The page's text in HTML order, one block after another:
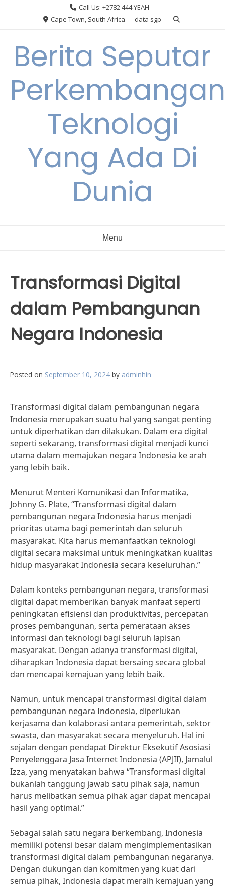
Call Us: +2782 444 YEAH
Cape Town, South Africa
data sgp
Berita Seputar
Perkembangan
Teknologi
Yang Ada Di
Dunia
Menu
Transformasi Digital
dalam Pembangunan
Negara Indonesia
Posted on September 10, 2024 by adminhin
Transformasi digital dalam pembangunan negara
Indonesia merupakan suatu hal yang sangat penting
untuk diperhatikan dan dilakukan. Dalam era digital
seperti sekarang, transformasi digital menjadi kunci
utama dalam memajukan negara Indonesia ke arah
yang lebih baik.
Menurut Menteri Komunikasi dan Informatika,
Johnny G. Plate, “Transformasi digital dalam
pembangunan negara Indonesia harus menjadi
prioritas utama bagi pemerintah dan seluruh
masyarakat. Kita harus memanfaatkan teknologi
digital secara maksimal untuk meningkatkan kualitas
hidup masyarakat Indonesia secara keseluruhan.”
Dalam konteks pembangunan negara, transformasi
digital dapat memberikan banyak manfaat seperti
peningkatan efisiensi dan produktivitas, percepatan
proses pembangunan, serta pemerataan akses
informasi dan teknologi bagi seluruh lapisan
masyarakat. Dengan adanya transformasi digital,
diharapkan Indonesia dapat bersaing secara global
dan mencapai kemajuan yang lebih baik.
Namun, untuk mencapai transformasi digital dalam
pembangunan negara Indonesia, diperlukan
kerjasama dan kolaborasi antara pemerintah, sektor
swasta, dan masyarakat secara menyeluruh. Hal ini
sejalan dengan pendapat Direktur Eksekutif Asosiasi
Penyelenggara Jasa Internet Indonesia (APJII), Jamalul
Izza, yang menyatakan bahwa “Transformasi digital
bukanlah tanggung jawab satu pihak saja, namun
harus melibatkan semua pihak agar dapat mencapai
hasil yang optimal.”
Sebagai salah satu negara berkembang, Indonesia
memiliki potensi besar dalam mengimplementasikan
transformasi digital dalam pembangunan negaranya.
Dengan dukungan dan komitmen yang kuat dari
semua pihak, Indonesia dapat meraih kemajuan yang